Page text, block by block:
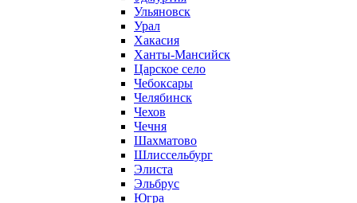
Ульяновск
Урал
Хакасия
Ханты-Мансийск
Царское село
Чебоксары
Челябинск
Чехов
Чечня
Шахматово
Шлиссельбург
Элиста
Эльбрус
Югра